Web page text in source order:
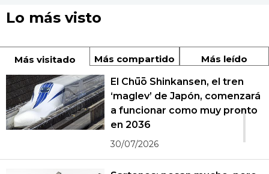
Lo más visto
Más visitado Más compartido Más leído
1
El Chūō Shinkansen, el tren
‘maglev’ de Japón, comenzará
a funcionar como muy pronto
en 2036
30/07/2026